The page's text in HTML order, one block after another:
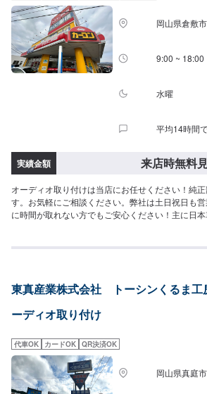
岡山県倉敷
9:00 ~ 18:00
水曜
平均14時間
実績金額 来店時無料
オーディオ取り付けは当店にお任せください！純
す。お気軽にご相談ください。弊社は土日祝日も
に時間が取れない方でもご安心ください！主に日
りの方は弊社にお任せください！代車(軽自動車)や
東真産業株式会社 トーシンくるま工
ーディオ取り付け
代車OK カードOK QR決済OK
岡山県真庭